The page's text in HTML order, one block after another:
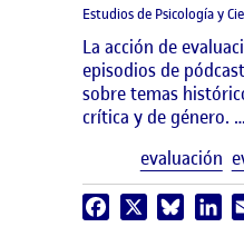
Estudios de Psicología y
La acción de
episodios de
sobre temas
crítica y de género. …
evaluación
Facebook Bluesky